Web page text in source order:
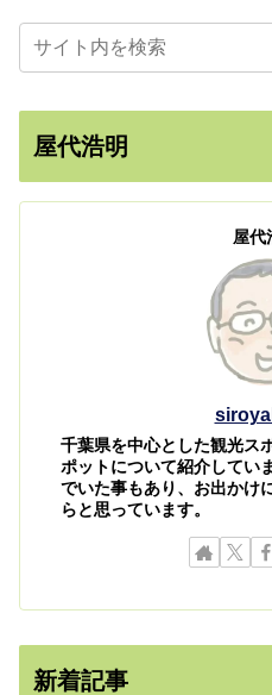
屋代浩明
屋代
千葉県を中心とした観光ス
ポットについて紹介してい
でいた事もあり、お出かけ
らと思っています。
新着記事